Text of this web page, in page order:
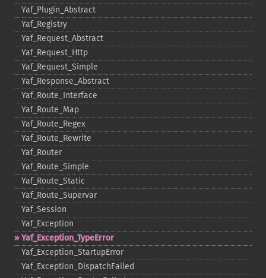
Yaf_​Plugin_​Abstract
Yaf_​Registry
Yaf_​Request_​Abstract
Yaf_​Request_​Http
Yaf_​Request_​Simple
Yaf_​Response_​Abstract
Yaf_​Route_​Interface
Yaf_​Route_​Map
Yaf_​Route_​Regex
Yaf_​Route_​Rewrite
Yaf_​Router
Yaf_​Route_​Simple
Yaf_​Route_​Static
Yaf_​Route_​Supervar
Yaf_​Session
Yaf_​Exception
Yaf_​Exception_​TypeError
Yaf_​Exception_​StartupError
Yaf_​Exception_​DispatchFailed